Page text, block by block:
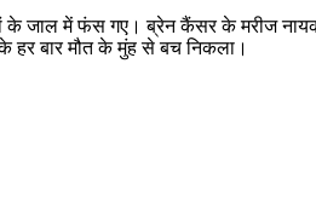
के जाल में फंस गए। ब्रेन कैंसर के मरीज
हर बार मौत के मुंह से बच निकला।